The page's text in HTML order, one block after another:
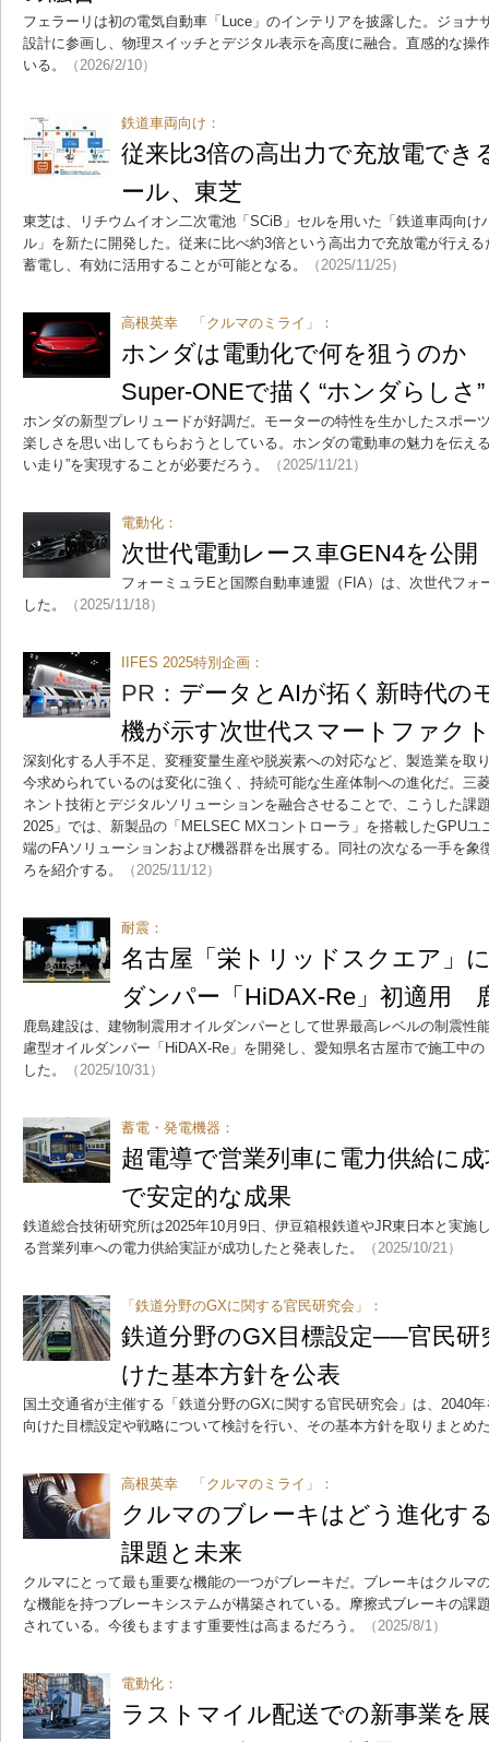
フェラーリは初の電気自動車「Luce」のインテリアを披露した。ジョナ
設計に参画し、物理スイッチとデジタル表示を高度に融合。直感的な操
いる。
（2026/2/10）
鉄道車両向け：
従来比3倍の高出力で充放電でき
ール、東芝
東芝は、リチウムイオン二次電池「SCiB」セルを用いた「鉄道車両向け
ル」を新たに開発した。従来に比べ約3倍という高出力で充放電が行え
蓄電し、有効に活用することが可能となる。
（2025/11/25）
高根英幸 「クルマのミライ」：
ホンダは電動化で何を狙うのか
Super-ONEで描く“ホンダらしさ”
ホンダの新型プレリュードが好調だ。モーターの特性を生かしたスポー
楽しさを思い出してもらおうとしている。ホンダの電動車の魅力を伝え
い走り”を実現することが必要だろう。
（2025/11/21）
電動化：
次世代電動レース車GEN4を公開
フォーミュラEと国際自動車連盟（FIA）は、次世代フォ
した。
（2025/11/18）
IIFES 2025特別企画：
PR： データとAIが拓く新時代の
機が示す次世代スマートファク
深刻化する人手不足、変種変量生産や脱炭素への対応など、製造業を取
今求められているのは変化に強く、持続可能な生産体制への進化だ。三
ネント技術とデジタルソリューションを融合させることで、こうした課
2025」では、新製品の「MELSEC MXコントローラ」を搭載したGPU
端のFAソリューションおよび機器群を出展する。同社の次なる一手を象
ろを紹介する。
（2025/11/12）
耐震：
名古屋「栄トリッドスクエア」
ダンパー「HiDAX-Re」初適用
鹿島建設は、建物制震用オイルダンパーとして世界最高レベルの制震性
慮型オイルダンパー「HiDAX-Re」を開発し、愛知県名古屋市で施工中
した。
（2025/10/31）
蓄電・発電機器：
超電導で営業列車に電力供給に
で安定的な成果
鉄道総合技術研究所は2025年10月9日、伊豆箱根鉄道やJR東日本と実施
る営業列車への電力供給実証が成功したと発表した。
（2025/10/21）
「鉄道分野のGXに関する官民研究会」：
鉄道分野のGX目標設定──官民研
けた基本方針を公表
国土交通省が主催する「鉄道分野のGXに関する官民研究会」は、2040
向けた目標設定や戦略について検討を行い、その基本方針を取りまとめ
高根英幸 「クルマのミライ」：
クルマのブレーキはどう進化す
課題と未来
クルマにとって最も重要な機能の一つがブレーキだ。ブレーキはクルマ
な機能を持つブレーキシステムが構築されている。摩擦式ブレーキの課
されている。今後もますます重要性は高まるだろう。
（2025/8/1）
電動化：
ラストマイル配送での新事業を